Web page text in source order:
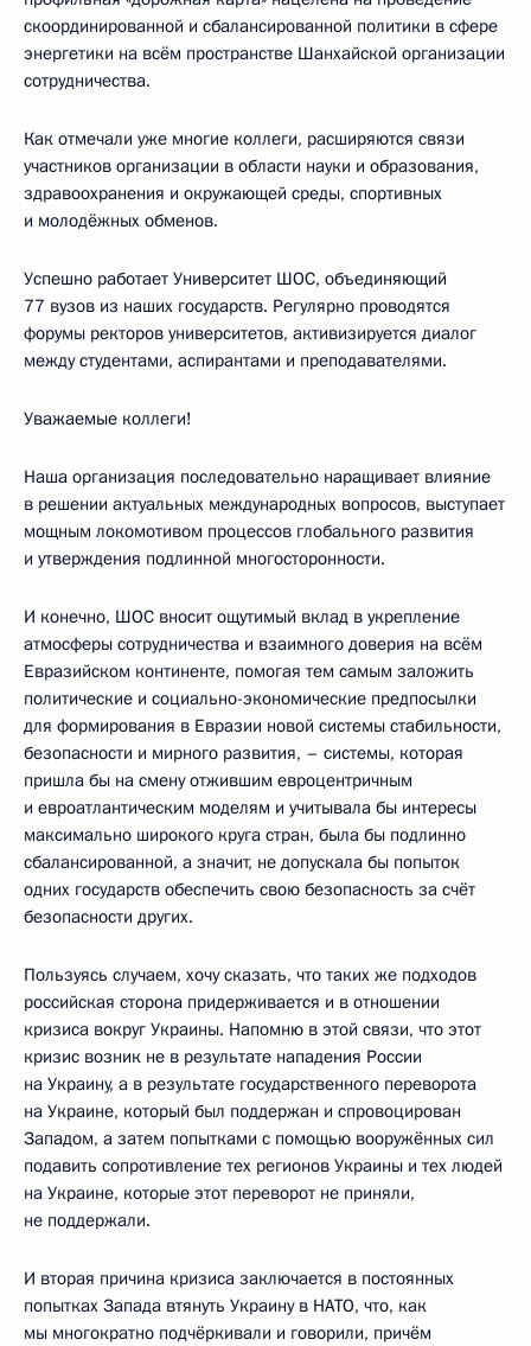
скоординированной и сбалансированной политики в сфере
энергетики на всём пространстве Шанхайской организации
сотрудничества.
Как отмечали уже многие коллеги, расширяются связи
участников организации в области науки и образования,
здравоохранения и окружающей среды, спортивных
и молодёжных обменов.
Успешно работает Университет ШОС, объединяющий
77 вузов из наших государств. Регулярно проводятся
форумы ректоров университетов, активизируется диалог
между студентами, аспирантами и преподавателями.
Уважаемые коллеги!
Наша организация последовательно наращивает влияние
в решении актуальных международных вопросов, выступает
мощным локомотивом процессов глобального развития
и утверждения подлинной многосторонности.
И конечно, ШОС вносит ощутимый вклад в укрепление
атмосферы сотрудничества и взаимного доверия на всём
Евразийском континенте, помогая тем самым заложить
политические и социально-экономические предпосылки
для формирования в Евразии новой системы стабильности,
безопасности и мирного развития, – системы, которая
пришла бы на смену отжившим евроцентричным
и евроатлантическим моделям и учитывала бы интересы
максимально широкого круга стран, была бы подлинно
сбалансированной, а значит, не допускала бы попыток
одних государств обеспечить свою безопасность за счёт
безопасности других.
Пользуясь случаем, хочу сказать, что таких же подходов
российская сторона придерживается и в отношении
кризиса вокруг Украины. Напомню в этой связи, что этот
кризис возник не в результате нападения России
на Украину, а в результате государственного переворота
на Украине, который был поддержан и спровоцирован
Западом, а затем попытками с помощью вооружённых сил
подавить сопротивление тех регионов Украины и тех людей
на Украине, которые этот переворот не приняли,
не поддержали.
И вторая причина кризиса заключается в постоянных
попытках Запада втянуть Украину в НАТО, что, как
мы многократно подчёркивали и говорили, причём